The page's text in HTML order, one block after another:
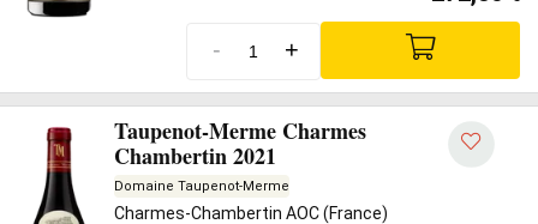
- +
Taupenot-Merme Charmes
Chambertin 2021
Domaine Taupenot-Merme
Charmes-Chambertin AOC (France)